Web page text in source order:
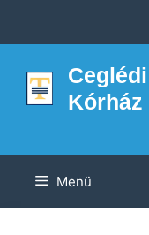
Kórház
Menü